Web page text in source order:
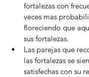
fortalezas con
veces mas
floreciendo que
sus fortalezas.
Las parejas que
las fortalezas se
satisfechas con su